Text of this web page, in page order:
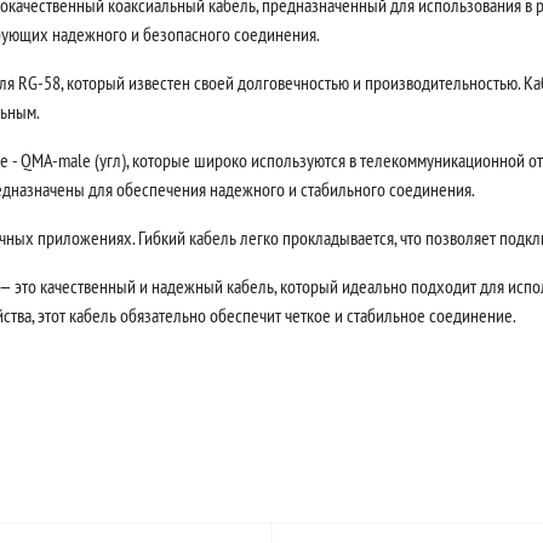
коаксиальный кабель, предназначенный для использования
надежного и безопасного соединения.
RG-58, который известен своей долговечностью и производительностью.
male (угл), которые широко используются в телекоммуникационной
для обеспечения надежного и стабильного соединения.
приложениях. Гибкий кабель легко прокладывается, что позволяет
качественный и надежный кабель, который идеально подходит для
этот кабель обязательно обеспечит четкое и стабильное соединение.